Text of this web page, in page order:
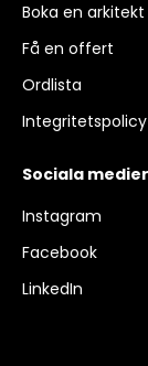
Boka en arkitekt
Få en offert
Ordlista
Integritetspolicy
Sociala medier
Instagram
Facebook
LinkedIn